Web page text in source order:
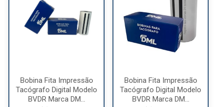
Bobina Fita Impressão
Tacógrafo Digital Modelo
BVDR Marca DM...
Bobina Fita Impressão
Tacógrafo Digital Modelo
BVDR Marca DM...